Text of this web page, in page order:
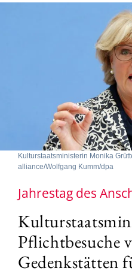
Kulturstaatsministerin Monika
alliance/Wolfgang Kumm/dpa
Jahrestag des
Pflichtbesuche
Gedenkstätten